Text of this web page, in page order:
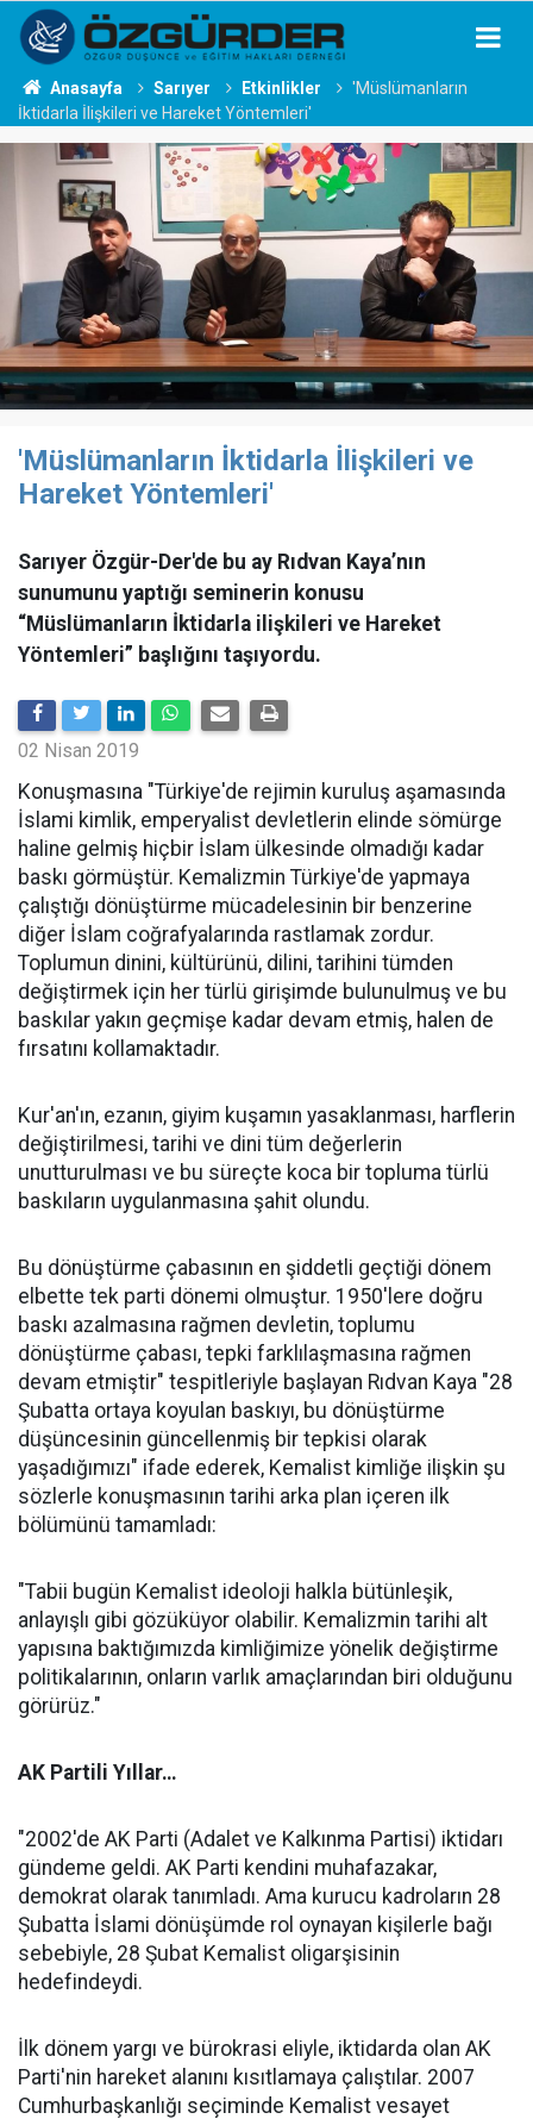
Anasayfa Sarıyer Etkinlikler
'Müslümanların
İktidarla İlişkileri ve Hareket Yöntemleri'
'Müslümanların İktidarla İlişkileri ve
Hareket Yöntemleri'
Sarıyer Özgür-Der'de bu ay Rıdvan Kaya’nın
sunumunu yaptığı seminerin konusu
“Müslümanların İktidarla ilişkileri ve Hareket
Yöntemleri” başlığını taşıyordu.
02 Nisan 2019
Konuşmasına "Türkiye'de rejimin kuruluş aşamasında
İslami kimlik, emperyalist devletlerin elinde sömürge
haline gelmiş hiçbir İslam ülkesinde olmadığı kadar
baskı görmüştür. Kemalizmin Türkiye'de yapmaya
çalıştığı dönüştürme mücadelesinin bir benzerine
diğer İslam coğrafyalarında rastlamak zordur.
Toplumun dinini, kültürünü, dilini, tarihini tümden
değiştirmek için her türlü girişimde bulunulmuş ve bu
baskılar yakın geçmişe kadar devam etmiş, halen de
fırsatını kollamaktadır.
Kur'an'ın, ezanın, giyim kuşamın yasaklanması, harflerin
değiştirilmesi, tarihi ve dini tüm değerlerin
unutturulması ve bu süreçte koca bir topluma türlü
baskıların uygulanmasına şahit olundu.
Bu dönüştürme çabasının en şiddetli geçtiği dönem
elbette tek parti dönemi olmuştur. 1950'lere doğru
baskı azalmasına rağmen devletin, toplumu
dönüştürme çabası, tepki farklılaşmasına rağmen
devam etmiştir" tespitleriyle başlayan Rıdvan Kaya "28
Şubatta ortaya koyulan baskıyı, bu dönüştürme
düşüncesinin güncellenmiş bir tepkisi olarak
yaşadığımızı" ifade ederek, Kemalist kimliğe ilişkin şu
sözlerle konuşmasının tarihi arka plan içeren ilk
bölümünü tamamladı:
"Tabii bugün Kemalist ideoloji halkla bütünleşik,
anlayışlı gibi gözüküyor olabilir. Kemalizmin tarihi alt
yapısına baktığımızda kimliğimize yönelik değiştirme
politikalarının, onların varlık amaçlarından biri olduğunu
görürüz."
AK Partili Yıllar…
"2002'de AK Parti (Adalet ve Kalkınma Partisi) iktidarı
gündeme geldi. AK Parti kendini muhafazakar,
demokrat olarak tanımladı. Ama kurucu kadroların 28
Şubatta İslami dönüşümde rol oynayan kişilerle bağı
sebebiyle, 28 Şubat Kemalist oligarşisinin
hedefindeydi.
İlk dönem yargı ve bürokrasi eliyle, iktidarda olan AK
Parti'nin hareket alanını kısıtlamaya çalıştılar. 2007
Cumhurbaşkanlığı seçiminde Kemalist vesayet